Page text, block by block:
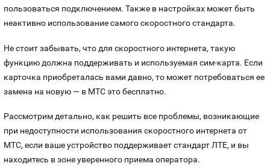
пользоваться подключением. Также в настройках может быть
неактивно использование самого скоростного стандарта.
Не стоит забывать, что для скоростного интернета, такую
функцию должна поддерживать и используемая сим-карта. Если
карточка приобреталась вами давно, то может потребоваться ее
замена на новую — в МТС это бесплатно.
Рассмотрим детально, как решить все проблемы, возникающие
при недоступности использования скоростного интернета от
МТС, если ваше устройство поддерживает стандарт ЛТЕ, и вы
находитесь в зоне уверенного приема оператора.